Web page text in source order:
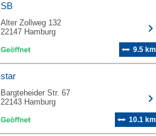
SB
Alter Zollweg 132
22147 Hamburg
9.5 km
star
Bargteheider Str. 67
22143 Hamburg
10.1 km